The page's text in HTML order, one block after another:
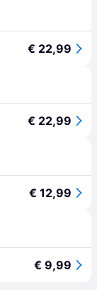
€ 22,99
€ 22,99
€ 12,99
€ 9,99